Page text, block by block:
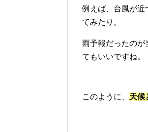
例えば、台風が近
てみたり。
雨予報だったのが
てもいいですね。
このように、 天候